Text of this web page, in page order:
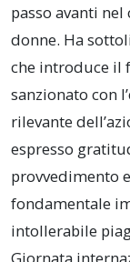
passo avanti
donne. Ha
che introduce il
sanzionato con
rilevante
espresso
provvedimento
fondamentale
intollerabile
Giornata